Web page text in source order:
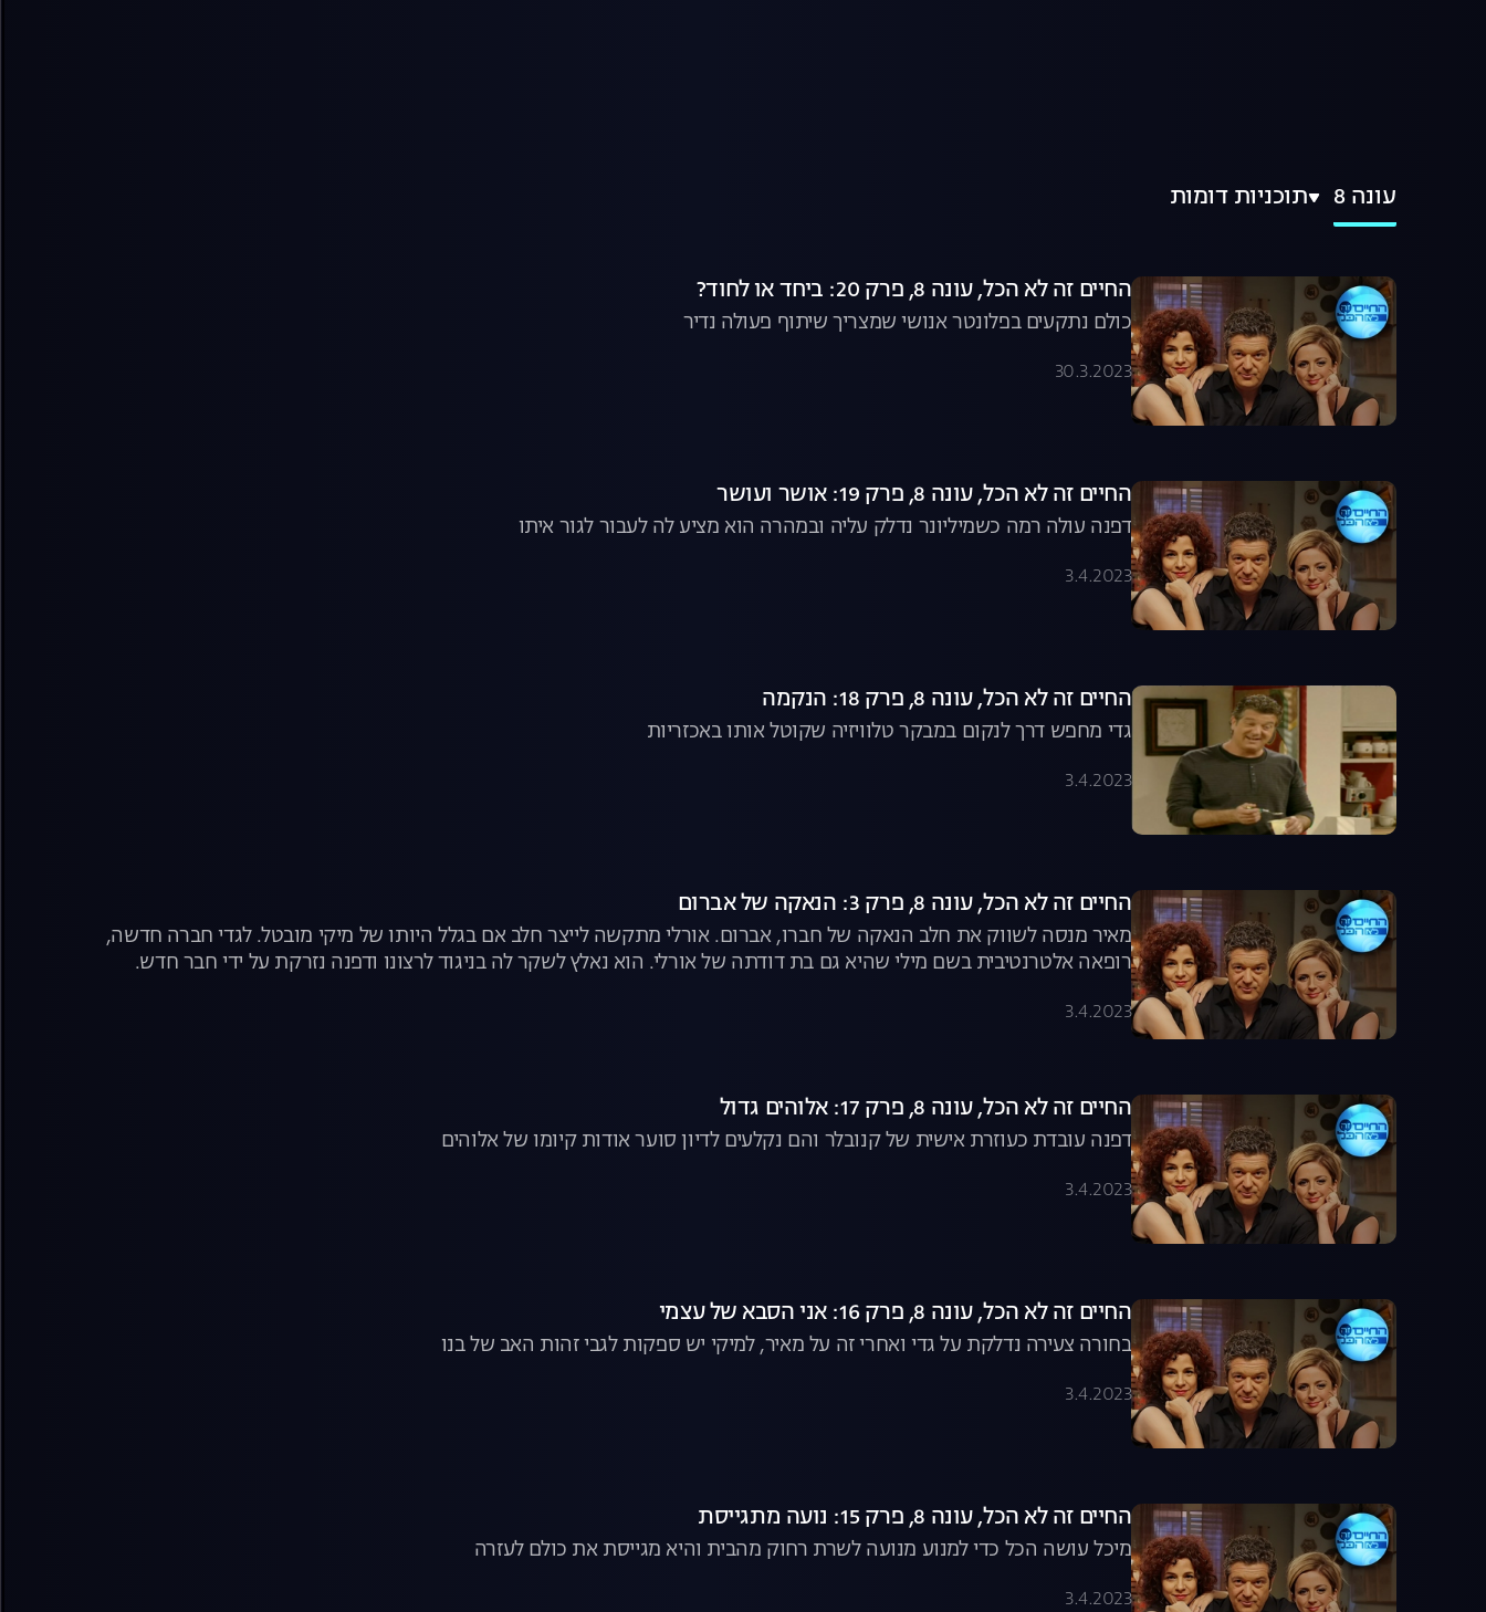
עונה 8 תוכניות דומות
החיים זה לא הכל, עונה 8, פרק 20: ביחד או לחוד?
כולם נתקעים בפלונטר אנושי שמצריך שיתוף פעולה נדיר
30.3.2023
החיים זה לא הכל, עונה 8, פרק 19: אושר ועושר
דפנה עולה רמה כשמיליונר נדלק עליה ובמהרה הוא מציע לה לעבור לגור איתו
3.4.2023
החיים זה לא הכל, עונה 8, פרק 18: הנקמה
גדי מחפש דרך לנקום במבקר טלוויזיה שקוטל אותו באכזריות
3.4.2023
החיים זה לא הכל, עונה 8, פרק 3: הנאקה של אברום
מאיר מנסה לשווק את חלב הנאקה של חברו, אברום. אורלי מתקשה לייצר חלב אם בגלל היותו של מיקי מובטל. לגדי חברה חדשה,
רופאה אלטרנטיבית בשם מילי שהיא גם בת דודתה של אורלי. הוא נאלץ לשקר לה בניגוד לרצונו ודפנה נזרקת על ידי חבר חדש.
הפרק המלא לצפייה ישירה
3.4.2023
החיים זה לא הכל, עונה 8, פרק 17: אלוהים גדול
דפנה עובדת כעוזרת אישית של קנובלר והם נקלעים לדיון סוער אודות קיומו של אלוהים
3.4.2023
החיים זה לא הכל, עונה 8, פרק 16: אני הסבא של עצמי
בחורה צעירה נדלקת על גדי ואחרי זה על מאיר, למיקי יש ספקות לגבי זהות האב של בנו
3.4.2023
החיים זה לא הכל, עונה 8, פרק 15: נועה מתגייסת
מיכל עושה הכל כדי למנוע מנועה לשרת רחוק מהבית והיא מגייסת את כולם לעזרה
3.4.2023